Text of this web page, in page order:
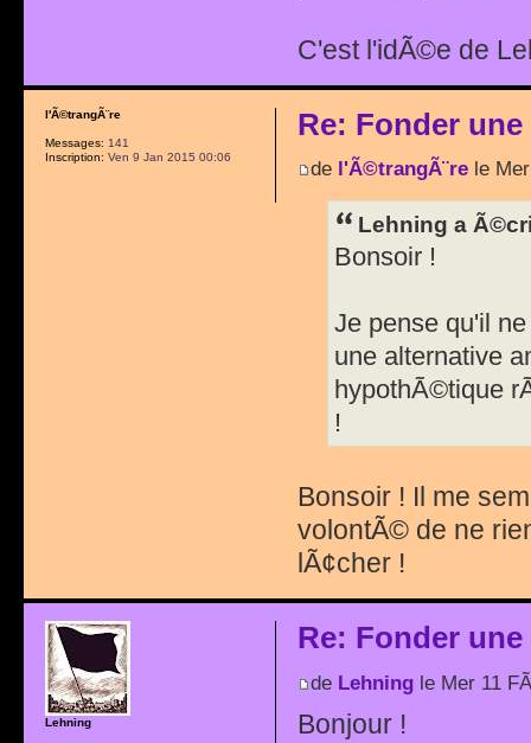
C'est l'idÃ©e de
Re: Fonder
de l'Ã©trangÃ¨rele Mer
Lehning a
Bonsoir !
Je pense qu'il
une alternative
hypothÃ©tique
!
Bonsoir ! Il me
volontÃ© de ne
lÃ¢cher !
l'Ã©trangÃ¨re
Messages: 141
Inscription: Ven 9 Jan 2015 00:06
Re: Fonder
de Lehningle Mer 11
Bonjour !
Lehning